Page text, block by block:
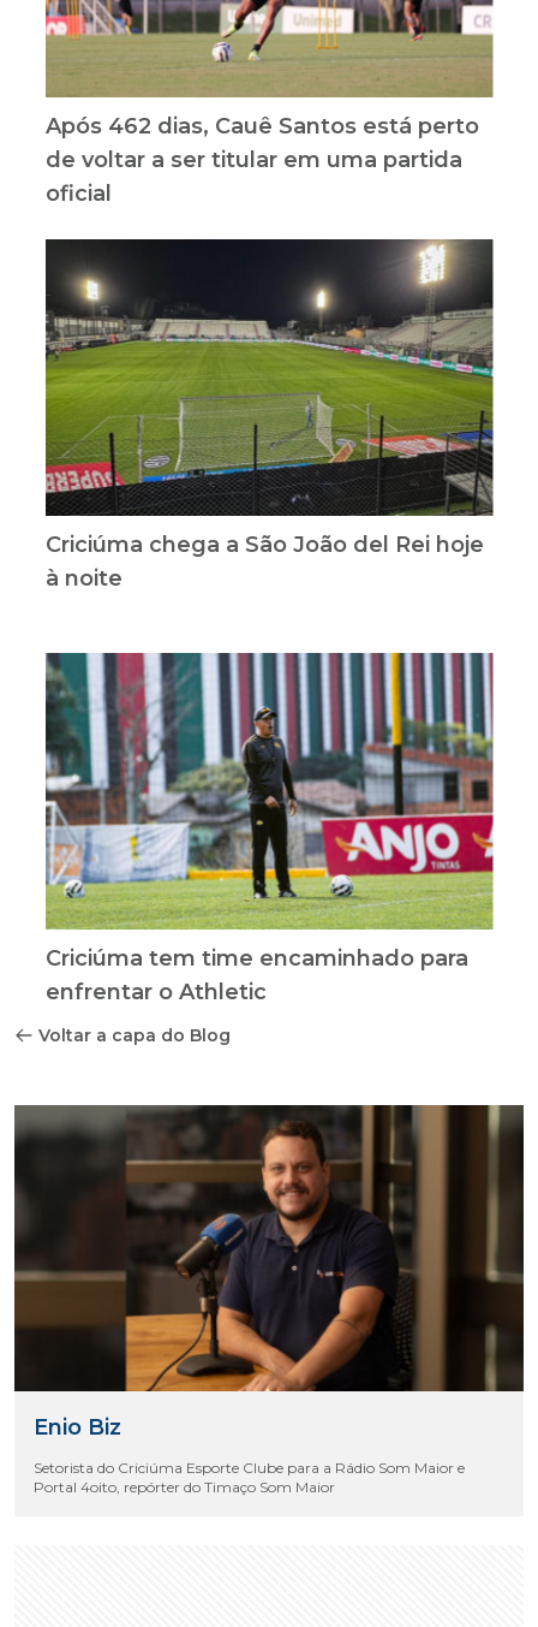
Após 462 dias, Cauê Santos está perto
de voltar a ser titular em uma partida
oficial
Criciúma chega a São João del Rei hoje
à noite
Criciúma tem time encaminhado para
enfrentar o Athletic
Voltar a capa do Blog
Enio Biz
Setorista do Criciúma Esporte Clube para a Rádio Som Maior e
Portal 4oito, repórter do Timaço Som Maior